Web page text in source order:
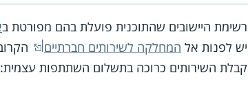
רשימת היישובים שהתוכנית פועלת בהם מפורטת ב
יש לפנות אל המחלקה לשירותים חברתיים
קבלת השירותים כרוכה בתשלום השתתפות עצמית: